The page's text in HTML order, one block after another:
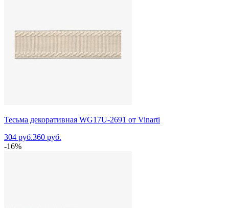
Тесьма декоративная WG17U-2691 от Vinarti
304 руб.360 руб.
-16%